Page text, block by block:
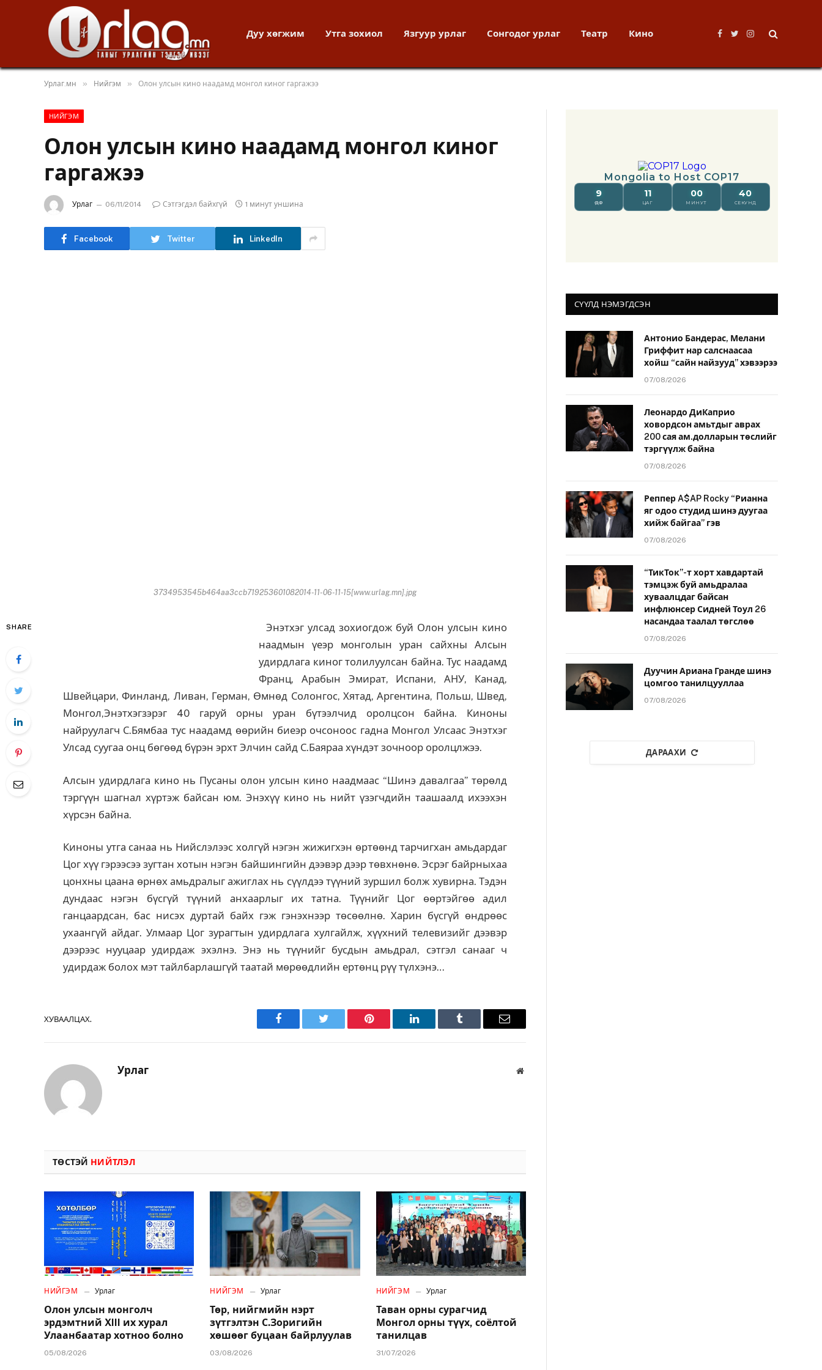
Дуу хөгжим Утга зохиол Язгуур урлаг Сонгодог урлаг Театр Кино
Facebook
TwitterInstagram
Урлаг.мн » Нийгэм » Олон улсын кино наадамд монгол киног гаргажээ
НИЙГЭМ
Олон улсын кино наадамд монгол киног
гаргажээ
Урлаг 06/11/2014 Сэтгэгдэл байхгүй 1 минут уншина
Facebook Twitter LinkedIn
3734953545b464aa3ccb719253601082014-11-06-11-15[www.urlag.mn].jpg
SHARE
Энэтхэг улсад зохиогдож буй Олон улсын кино
наадмын үеэр монголын уран сайхны Алсын
удирдлага киног толилуулсан байна. Тус наадамд
Франц, Арабын Эмират, Испани, АНУ, Канад,
Швейцари, Финланд, Ливан, Герман, Өмнөд Солонгос, Хятад, Аргентина, Польш, Швед,
Монгол,Энэтхэгзэрэг 40 гаруй орны уран бүтээлчид оролцсон байна. Киноны
найруулагч С.Бямбаа тус наадамд өөрийн биеэр очсоноос гадна Монгол Улсаас Энэтхэг
Улсад суугаа онц бөгөөд бүрэн эрхт Элчин сайд С.Баяраа хүндэт зочноор оролцлжээ.
Алсын удирдлага кино нь Пусаны олон улсын кино наадмаас “Шинэ давалгаа” төрөлд
тэргүүн шагнал хүртэж байсан юм. Энэхүү кино нь нийт үзэгчдийн таашаалд ихээхэн
хүрсэн байна.
Киноны утга санаа нь Нийслэлээс холгүй нэгэн жижигхэн өртөөнд тарчигхан амьдардаг
Цог хүү гэрээсээ зугтан хотын нэгэн байшингийн дээвэр дээр төвхнөнө. Эсрэг байрныхаа
цонхны цаана өрнөх амьдралыг ажиглах нь сүүлдээ түүний зуршил болж хувирна. Тэдэн
дундаас нэгэн бүсгүй түүний анхаарлыг их татна. Түүнийг Цог өөртэйгөө адил
ганцаардсан, бас нисэх дуртай байх гэж гэнэхнээр төсөөлнө. Харин бүсгүй өндрөөс
ухаангүй айдаг. Улмаар Цог зурагтын удирдлага хулгайлж, хүүхний телевизийг дээвэр
дээрээс нууцаар удирдаж эхэлнэ. Энэ нь түүнийг бусдын амьдрал, сэтгэл санааг ч
удирдаж болох мэт тайлбарлашгүй таатай мөрөөдлийн ертөнц рүү түлхэнэ…
ХУВААЛЦАХ.
Facebook Twitter Pinterest LinkedIn Tumblr Имэйл
Урлаг Вэбсайт
ТӨСТЭЙ НИЙТЛЭЛ
НИЙГЭМ Урлаг
Олон улсын монголч
эрдэмтний XIII их хурал
Улаанбаатар хотноо болно
05/08/2026
НИЙГЭМ Урлаг
Төр, нийгмийн нэрт
зүтгэлтэн С.Зоригийн
хөшөөг буцаан байрлуулав
03/08/2026
НИЙГЭМ Урлаг
Таван орны сурагчид
Монгол орны түүх, соёлтой
танилцав
31/07/2026
СҮҮЛД НЭМЭГДСЭН
Антонио Бандерас, Мелани
Гриффит нар салснаасаа
хойш “сайн найзууд” хэвээрээ
07/08/2026
Леонардо ДиКаприо
ховордсон амьтдыг аврах
200 сая ам.долларын төслийг
тэргүүлж байна
07/08/2026
Реппер A$AP Rocky “Рианна
яг одоо студид шинэ дуугаа
хийж байгаа” гэв
07/08/2026
“ТикТок”-т хорт хавдартай
тэмцэж буй амьдралаа
хуваалцдаг байсан
инфлюнсер Сидней Тоул 26
насандаа таалал төгслөө
07/08/2026
Дуучин Ариана Гранде шинэ
цомгоо танилцууллаа
07/08/2026
ДАРААХИ